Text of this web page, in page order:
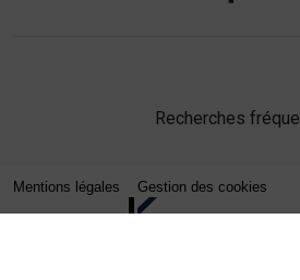
Recherches
Mentions légales Gestion des cookies